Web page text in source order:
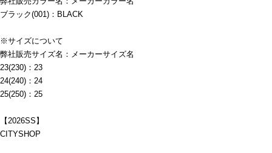
ブラック(001)：BLACK
※サイズについて
弊社販売サイズ名：メーカーサイズ名
23(230)：23
24(240)：24
25(250)：25
【2026SS】
CITYSHOP